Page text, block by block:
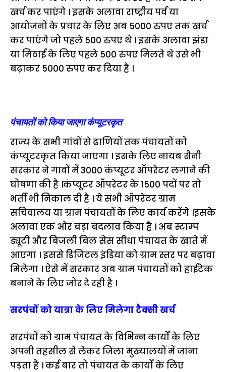
खर्च कर पाएंगे । इसके अलावा राष्ट्रीय पर्व या
आयोजनों के प्रचार के लिए अब 5000 रुपए तक खर्च
कर पाएंगे जो पहले 500 रुपए थे । इसके अलावा झंडा
या मिठाई के लिए पहले 500 रुपए मिलते थे उसे भी
बढ़ाकर 5000 रुपए कर दिया है ।
पंचायतों को किया जाएगा कंप्यूटरकृत
राज्य के सभी गांवों से ढाणियों तक पंचायतों को
कंप्यूटरकृत किया जाएगा । इसके लिए नायब सैनी
सरकार ने गावों में 3000 कंप्यूटर ऑपरेटर लगाने की
घोषणा की है ।कंप्यूटर ऑपरेटर के 1500 पदों पर तो
भर्ती भी निकाल दी है । ये सभी ऑपरेटर ग्राम
सचिवालय या ग्राम पंचायतों के लिए कार्य करेंगे ।इसके
अलावा एक ओर बड़ा बदलाव किया है । अब स्टाम्प
ड्यूटी और बिजली बिल सेस सीधा पंचायत के खाते में
आएगा । इससे डिजिटल इंडिया को ग्राम स्तर पर बढ़ावा
मिलेगा । ऐसे में सरकार अब ग्राम पंचायतों को हाईटेक
बनाने के लिए जोर दे रही है ।
सरपंचों को यात्रा के लिए मिलेगा टैक्सी खर्च
सरपंचों को ग्राम पंचायत के विभिन्न कार्यों के लिए
अपनी तहसील से लेकर जिला मुख्यालयों में जाना
पड़ता है । कई बार तो पंचायत के कार्यों के लिए